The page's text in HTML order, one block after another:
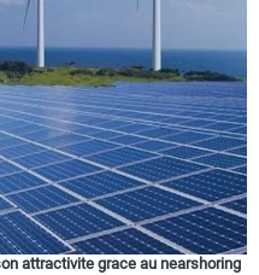
attractivite grace au nearshoring